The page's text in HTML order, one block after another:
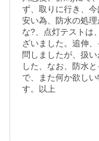
ず、取りに行き、
安い為、防水の処
な?、点灯テストは
ざいました。追伸
問しましたが、扱
した、なお、防水
で、また何か欲し
す。以上